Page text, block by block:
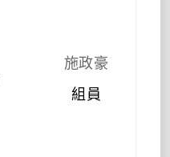
施政豪
組員